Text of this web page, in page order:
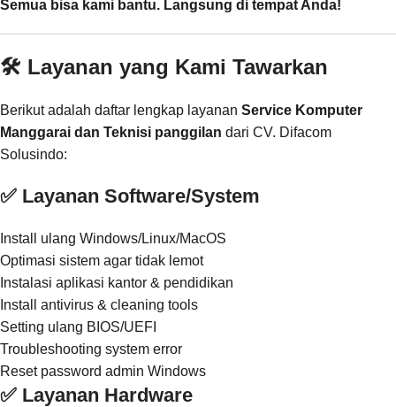
Semua bisa kami bantu. Langsung di tempat Anda!
🛠️ Layanan yang Kami Tawarkan
Berikut adalah daftar lengkap layanan Service Komputer
Manggarai dan Teknisi panggilan dari CV. Difacom
Solusindo:
✅ Layanan Software/System
Install ulang Windows/Linux/MacOS
Optimasi sistem agar tidak lemot
Instalasi aplikasi kantor & pendidikan
Install antivirus & cleaning tools
Setting ulang BIOS/UEFI
Troubleshooting system error
Reset password admin Windows
✅ Layanan Hardware